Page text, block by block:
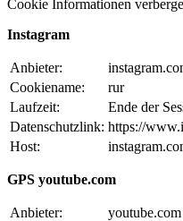
Cookie Informationen
Instagram
Anbieter:
Cookiename:
rur
Laufzeit:
Ende der
Datenschutzlink: https://
Host:
GPS youtube.com
Anbieter:
youtube.com